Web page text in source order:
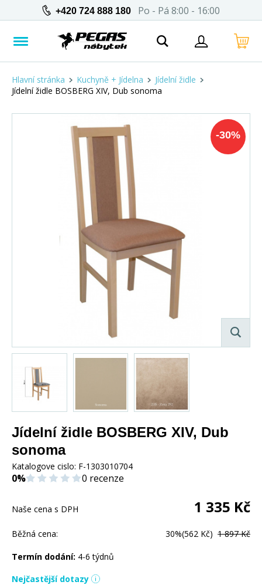
+420 724 888 180 Po - Pá 8:00 - 16:00
Hlavní stránka Kuchyně + Jídelna
Jídelní židle
Jídelní židle BOSBERG XIV, Dub sonoma
-30%
Jídelní židle BOSBERG XIV, Dub
sonoma
Katalogove cislo: F-1303010704
0% 0 recenze
Naše cena s DPH 1 335 Kč
Běžná cena: 30%(562 Kč) 1 897 Kč
Termín dodání: 4-6 týdnů
Nejčastější dotazy